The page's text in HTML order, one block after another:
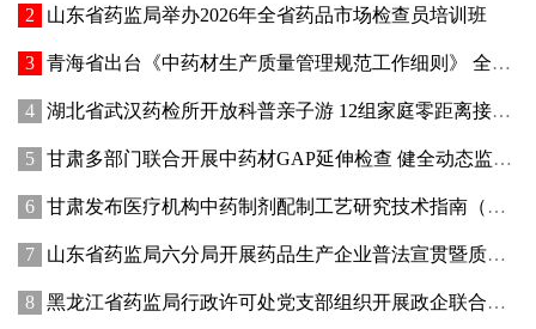
山东省药监局举办2026年全省药品市场检查员培训班
青海省出台《中药材生产质量管理规范工作细则》 全面强化中药材质量源头管控
湖北省武汉药检所开放科普亲子游 12组家庭零距离接触药品检验
甘肃多部门联合开展中药材GAP延伸检查 健全动态监管机制
甘肃发布医疗机构中药制剂配制工艺研究技术指南（试行）
山东省药监局六分局开展药品生产企业普法宣贯暨质量管理提升座谈交流活动
黑龙江省药监局行政许可处党支部组织开展政企联合主题党日活动